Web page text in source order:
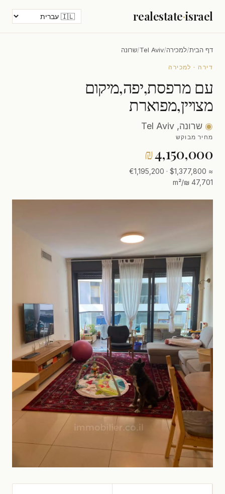
realestate·israel
דף הבית/למכירה/
Tel Aviv
/שרונה
דירה · למכירה
עם מרפסת,יפה,מיקום
מצויין,מפוארת
◉ שרונה, Tel Aviv
מחיר מבוקש
₪4,150,000
≈ $1,377,800 · €1,195,200
47,701 ₪/m²